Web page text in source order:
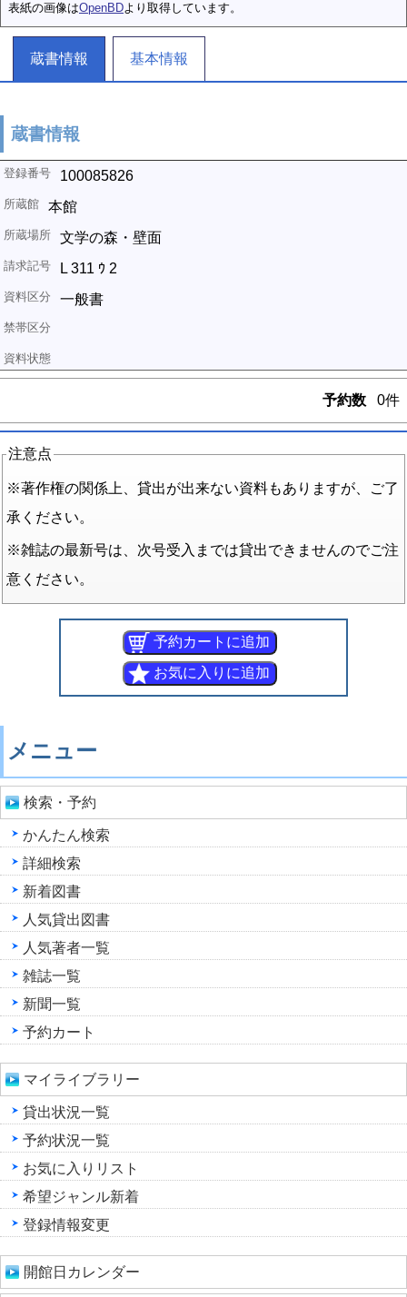
表紙の画像はOpenBDより取得しています。
蔵書情報 基本情報
蔵書情報
100085826
本館
文学の森・壁面
L 311 ｳ 2
一般書
予約数 0件
注意点
※著作権の関係上、貸出が出来ない資料もありますが、ご了
承ください。
※雑誌の最新号は、次号受入までは貸出できませんのでご注
意ください。
メニュー
検索・予約
かんたん検索
詳細検索
新着図書
人気貸出図書
人気著者一覧
雑誌一覧
新聞一覧
予約カート
マイライブラリー
貸出状況一覧
予約状況一覧
お気に入りリスト
希望ジャンル新着
登録情報変更
開館日カレンダー